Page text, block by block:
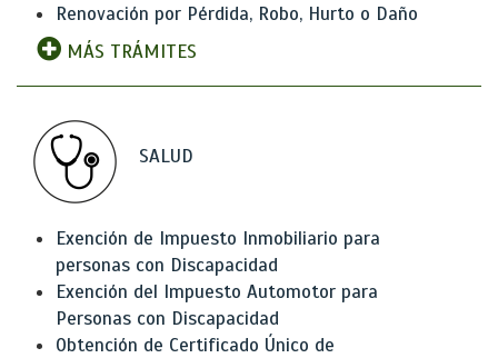
Renovación por Pérdida, Robo, Hurto o Daño
MÁS TRÁMITES
SALUD
Exención de Impuesto Inmobiliario para
personas con Discapacidad
Exención del Impuesto Automotor para
Personas con Discapacidad
Obtención de Certificado Único de